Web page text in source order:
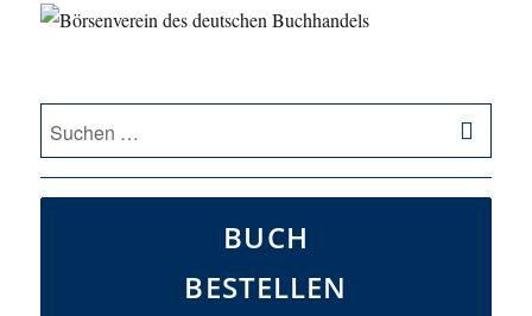
Suche
nach:
BUCH
BESTELLEN